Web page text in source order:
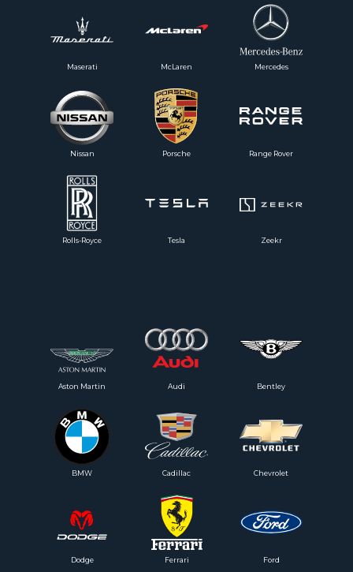
Maserati McLaren Mercedes
Rolls-Royce
Nissan
Tesla
Range Rover
Porsche
Zeekr
Dodge Ford
BMW
Bentley
Audi
Aston Martin
Ferrari
Chevrolet
Cadillac